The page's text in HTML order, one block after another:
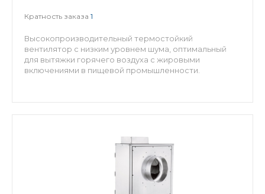
Кратность заказа 1
Высокопроизводительный термостойкий
вентилятор с низким уровнем шума, оптимальный
для вытяжки горячего воздуха с жировыми
включениями в пищевой промышленности.